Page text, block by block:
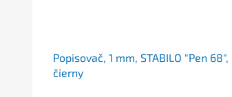
Popisovač, 1 mm, STABILO "Pen 68",
čierny